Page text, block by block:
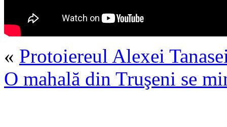
« Protoiereul Alexei
O mahală din Truşeni se